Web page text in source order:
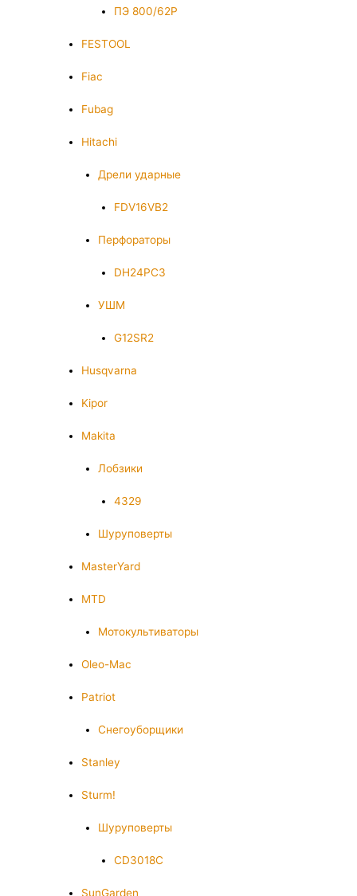
ПЭ 800/62Р
FESTOOL
Fiac
Fubag
Hitachi
Дрели ударные
FDV16VB2
Перфораторы
DH24PC3
УШМ
G12SR2
Husqvarna
Kipor
Makita
Лобзики
4329
Шуруповерты
MasterYard
MTD
Мотокультиваторы
Oleo-Mac
Patriot
Снегоуборщики
Stanley
Sturm!
Шуруповерты
CD3018C
SunGarden